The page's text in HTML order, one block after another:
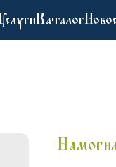
Каталог